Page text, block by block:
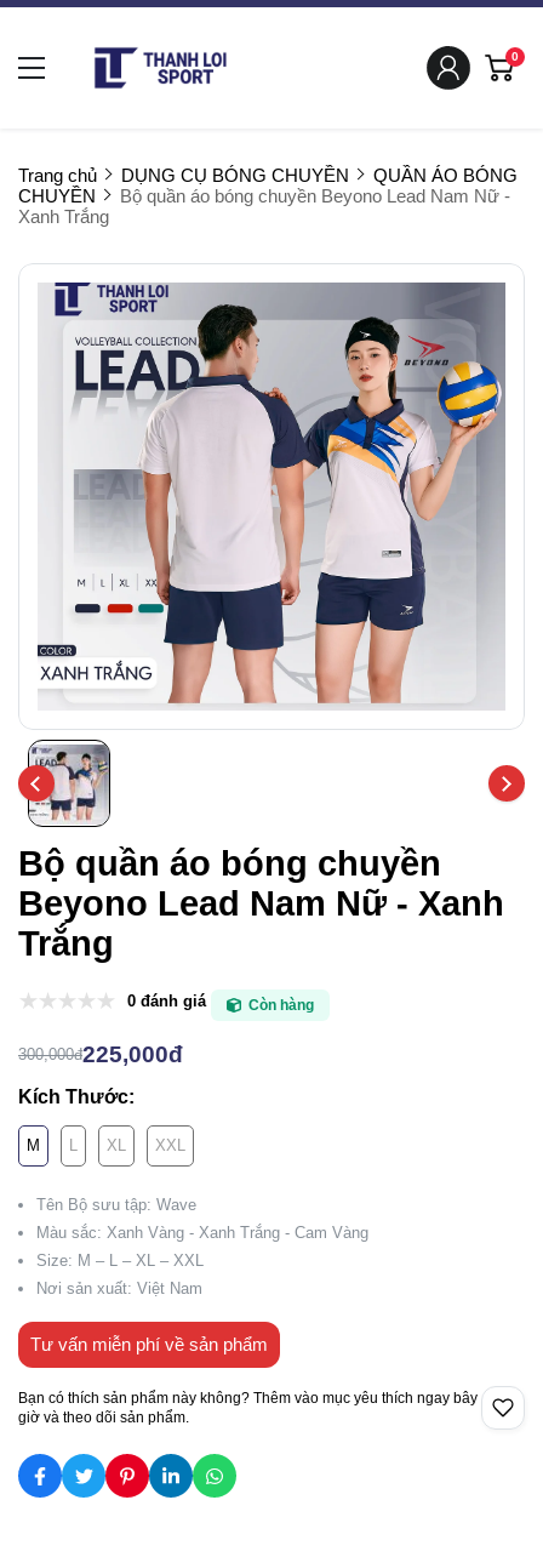
0
Trang chủ DỤNG CỤ BÓNG CHUYỀN
QUẦN ÁO BÓNG
CHUYỀN
Bộ quần áo bóng chuyền Beyono Lead Nam Nữ -
Xanh Trắng
Bộ quần áo bóng chuyền
Beyono Lead Nam Nữ - Xanh
Trắng
0 đánh giá Còn hàng
300,000đ225,000đ
Kích Thước:
M L XL XXL
Tên Bộ sưu tập: Wave
Màu sắc: Xanh Vàng - Xanh Trắng - Cam Vàng
Size: M – L – XL – XXL
Nơi sản xuất: Việt Nam
Tư vấn miễn phí về sản phẩm
Bạn có thích sản phẩm này không? Thêm vào mục yêu thích ngay bây
giờ và theo dõi sản phẩm.